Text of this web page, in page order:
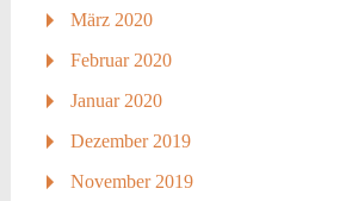
März 2020
Februar 2020
Januar 2020
Dezember 2019
November 2019